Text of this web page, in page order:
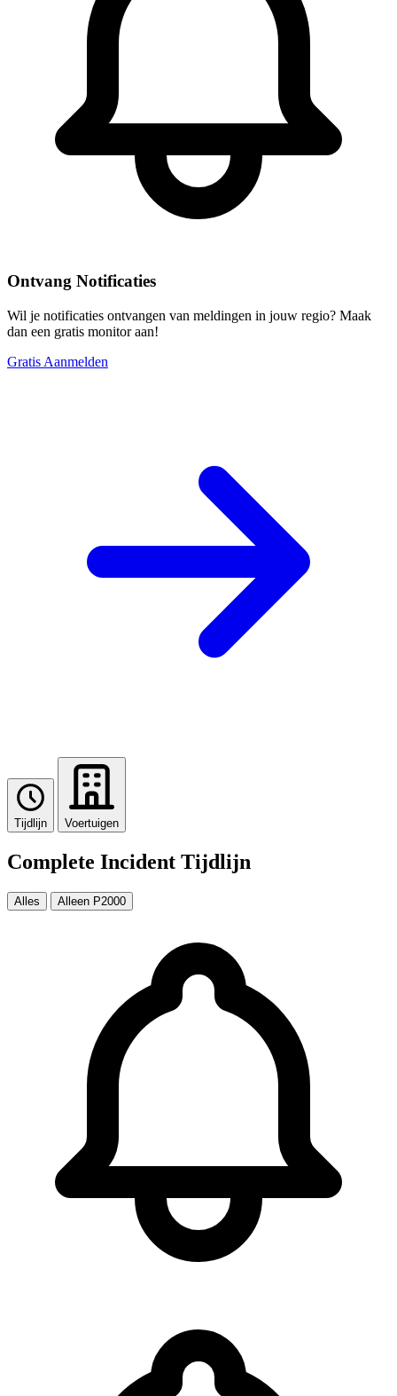
Ontvang Notificaties
Wil je notificaties ontvangen van meldingen in jouw regio? Maak
dan een gratis monitor aan!
Gratis Aanmelden
Tijdlijn Voertuigen
Complete Incident Tijdlijn
Alles Alleen P2000